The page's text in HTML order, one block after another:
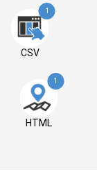
1
CSV
1
HTML